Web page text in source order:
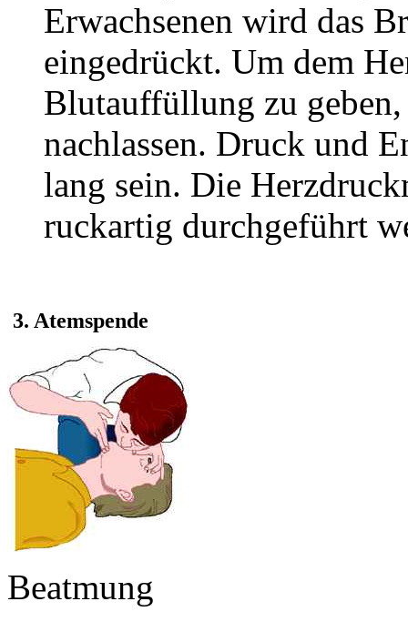
Erwachsenen wird das
eingedrückt. Um dem
Blutauffüllung zu
nachlassen. Druck und
lang sein. Die
ruckartig durchgeführt
3. Atemspende
Beatmung